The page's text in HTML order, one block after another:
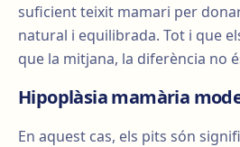
suficient teixit mamari per
natural i equilibrada. Tot i que
que la mitjana, la diferència no
Hipoplàsia mamària
En aquest cas, els pits són